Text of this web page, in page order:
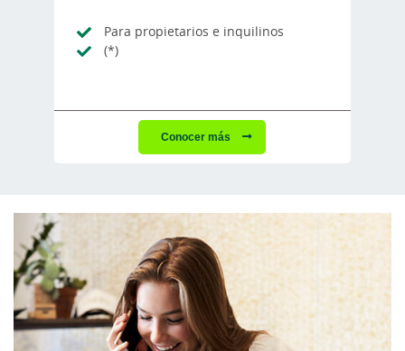
Para propietarios e inquilinos
(*)
Conocer más